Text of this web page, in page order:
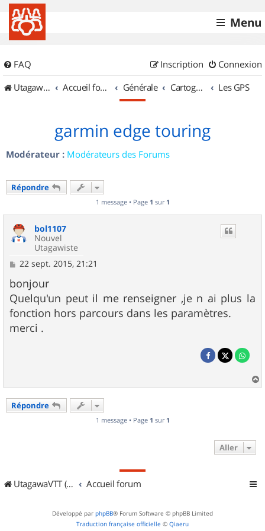
Menu
FAQ Connexion
Inscription
UtagawaVTT (Randos VTT et VTTAE avec traces GPS)
Accueil forum Générale Cartographie et GPS Les GPS
garmin edge touring
Modérateur : Modérateurs des Forums
Répondre
1 message • Page 1 sur 1
bol1107
Nouvel
Utagawiste
M
s
s
a
g
e
22 sept. 2015, 21:21
bonjour
Quelqu'un peut il me renseigner ,je n ai plus la
fonction hors parcours dans les paramètres.
merci .
a
Répondre
1 message • Page 1 sur 1
Aller
UtagawaVTT (Randos VTT et VTTAE avec traces GPS) Accueil forum
Développé par phpBB® Forum Software © phpBB Limited
Traduction française officielle © Qiaeru